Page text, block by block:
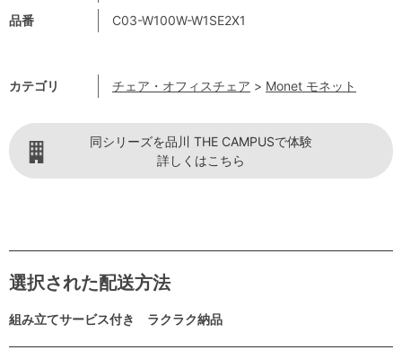
品番
C03-W100W-W1SE2X1
カテゴリ チェア・オフィスチェア > Monet モネット
同シリーズを品川 THE CAMPUSで体験
詳しくはこちら
選択された配送方法
組み立てサービス付き ラクラク納品